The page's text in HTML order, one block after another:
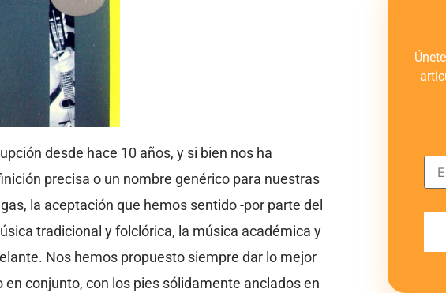
desde hace 10 años, y si bien nos ha
precisa o un nombre genérico para nuestras
la aceptación que hemos sentido -por parte del
tradicional y folclórica, la música académica y
Nos hemos propuesto siempre dar lo mejor
conjunto, con los pies sólidamente anclados en